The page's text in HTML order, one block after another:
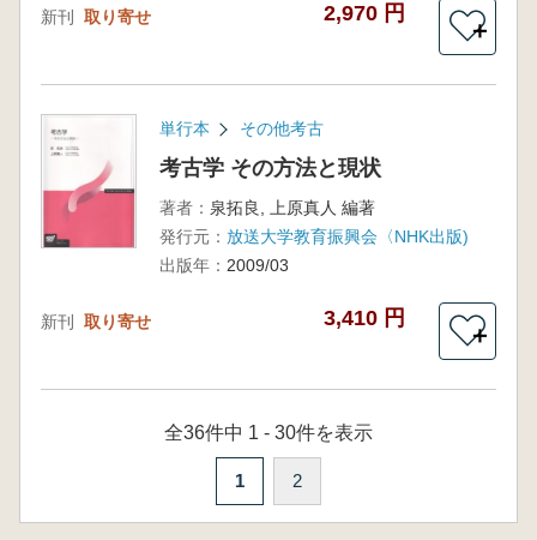
新刊 取り寄せ 2,970 円
＋
単行本 その他考古
考古学 その方法と現状
著者： 泉拓良, 上原真人 編著
発行元： 放送大学教育振興会〈NHK出版)
出版年： 2009/03
新刊 取り寄せ 3,410 円
＋
全36件中 1 - 30件を表示
1 2